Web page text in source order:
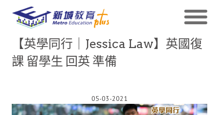
【英學同行｜Jessica Law】英國復
課 留學生 回英 準備
05-03-2021